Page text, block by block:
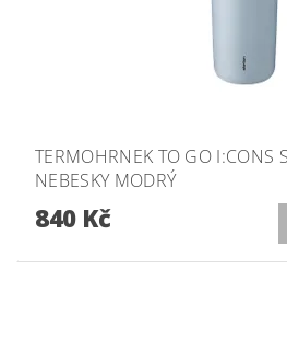
TERMOHRNEK TO GO I:CONS
NEBESKY MODRÝ
840 Kč